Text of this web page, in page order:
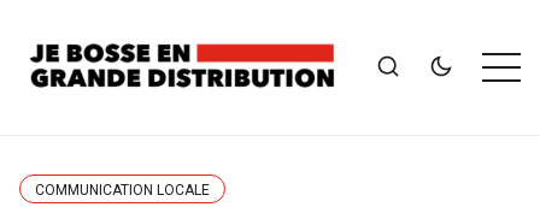
COMMUNICATION LOCALE